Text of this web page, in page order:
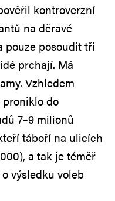
kontroverzní
na děravé
pouze posoudit tři
prchají. Má
Vzhledem
proniklo do
7–9 milionů
táboří na ulicích
a tak je téměř
výsledku voleb